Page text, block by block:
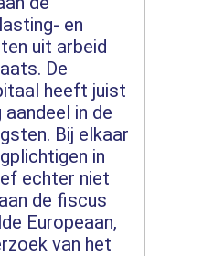
en
uit arbeid
De
heeft juist
in de
Bij elkaar
in
echter niet
de fiscus
Europeaan,
van het